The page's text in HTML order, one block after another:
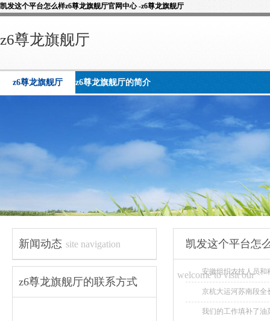
凯发这个平台怎么样z6尊龙旗舰厅官网中心 -z6尊龙旗舰厅
z6尊龙旗舰厅
z6尊龙旗舰厅 z6尊龙旗舰厅的简介
新闻动态 site navigation
z6尊龙旗舰厅的联系方式
凯发这个平台怎
welcome to visit our
安徽组织农技人员和
重大病虫害防控工作
京杭大运河苏南段全
我们的工作填补了油